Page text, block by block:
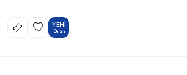
YENI
Ürün